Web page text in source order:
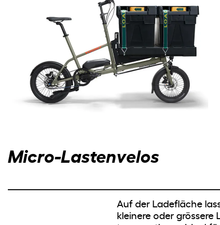
Micro-Lastenvelos
Auf der Ladefläche
kleinere oder grössere